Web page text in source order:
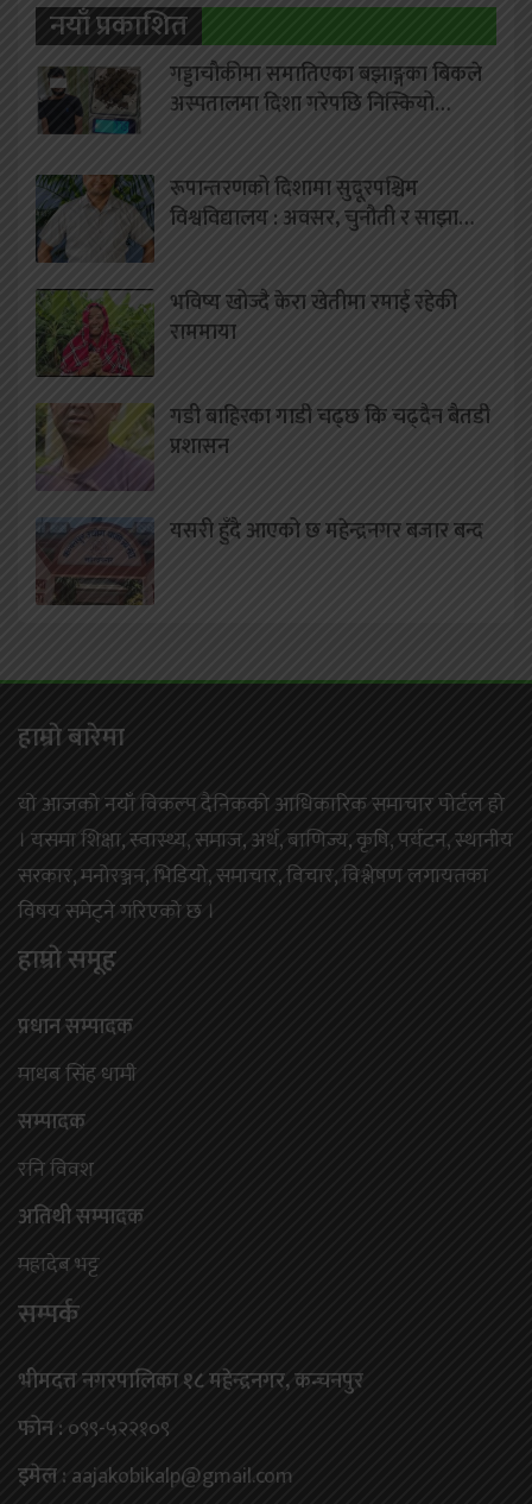
नयाँ प्रकाशित
गड्डाचौकीमा समातिएका बझाङ्गका बिकले
अस्पतालमा दिशा गरेपछि निस्कियो…
रूपान्तरणको दिशामा सुदूरपश्चिम
विश्वविद्यालय : अवसर, चुनौती र साझा…
भविष्य खोज्दै केरा खेतीमा रमाई रहेकी
राममाया
गडी बाहिरका गाडी चढ्छ कि चढ्दैन बैतडी
प्रशासन
यसरी हुँदै आएको छ महेन्द्रनगर बजार बन्द
हाम्राे बारेमा
यो आजको नयाँ विकल्प दैनिकको आधिकारिक समाचार पोर्टल हो
। यसमा शिक्षा, स्वास्थ्य, समाज, अर्थ, बाणिज्य, कृषि, पर्यटन, स्थानीय
सरकार, मनोरञ्जन, भिडियो, समाचार, विचार, विश्लेषण लगायतका
विषय समेट्ने गरिएको छ ।
हाम्राे समूह
प्रधान सम्पादक
माधब सिंह धामी
सम्पादक
रनि विवश
अतिथी सम्पादक
महादेब भट्ट
सम्पर्क
भीमदत्त नगरपालिका १८ महेन्द्रनगर, कन्चनपुर
फोन : ०९९-५२२१०९
इमेल : aajakobikalp@gmail.com